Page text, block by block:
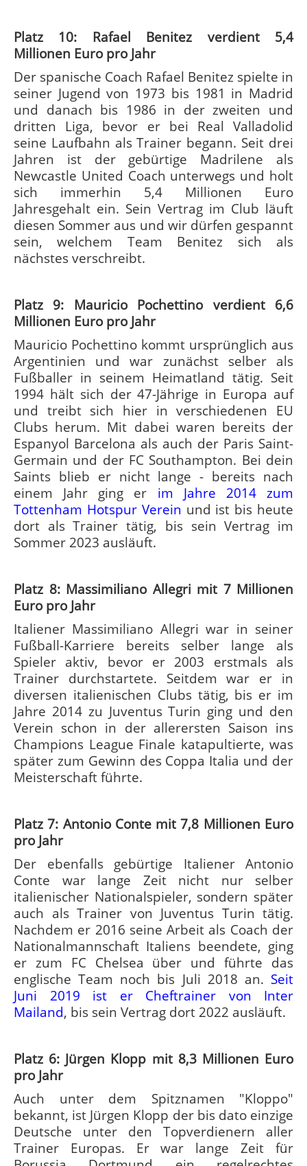
Platz 10: Rafael Benitez verdient 5,4
Millionen Euro pro Jahr
Der spanische Coach Rafael Benitez spielte in
seiner Jugend von 1973 bis 1981 in Madrid
und danach bis 1986 in der zweiten und
dritten Liga, bevor er bei Real Valladolid
seine Laufbahn als Trainer begann. Seit drei
Jahren ist der gebürtige Madrilene als
Newcastle United Coach unterwegs und holt
sich immerhin 5,4 Millionen Euro
Jahresgehalt ein. Sein Vertrag im Club läuft
diesen Sommer aus und wir dürfen gespannt
sein, welchem Team Benitez sich als
nächstes verschreibt.
Platz 9: Mauricio Pochettino verdient 6,6
Millionen Euro pro Jahr
Mauricio Pochettino kommt ursprünglich aus
Argentinien und war zunächst selber als
Fußballer in seinem Heimatland tätig. Seit
1994 hält sich der 47-Jährige in Europa auf
und treibt sich hier in verschiedenen EU
Clubs herum. Mit dabei waren bereits der
Espanyol Barcelona als auch der Paris Saint-
Germain und der FC Southampton. Bei dein
Saints blieb er nicht lange - bereits nach
einem Jahr ging er im Jahre 2014 zum
Tottenham Hotspur Verein und ist bis heute
dort als Trainer tätig, bis sein Vertrag im
Sommer 2023 ausläuft.
Platz 8: Massimiliano Allegri mit 7 Millionen
Euro pro Jahr
Italiener Massimiliano Allegri war in seiner
Fußball-Karriere bereits selber lange als
Spieler aktiv, bevor er 2003 erstmals als
Trainer durchstartete. Seitdem war er in
diversen italienischen Clubs tätig, bis er im
Jahre 2014 zu Juventus Turin ging und den
Verein schon in der allerersten Saison ins
Champions League Finale katapultierte, was
später zum Gewinn des Coppa Italia und der
Meisterschaft führte.
Platz 7: Antonio Conte mit 7,8 Millionen Euro
pro Jahr
Der ebenfalls gebürtige Italiener Antonio
Conte war lange Zeit nicht nur selber
italienischer Nationalspieler, sondern später
auch als Trainer von Juventus Turin tätig.
Nachdem er 2016 seine Arbeit als Coach der
Nationalmannschaft Italiens beendete, ging
er zum FC Chelsea über und führte das
englische Team noch bis Juli 2018 an. Seit
Juni 2019 ist er Cheftrainer von Inter
Mailand, bis sein Vertrag dort 2022 ausläuft.
Platz 6: Jürgen Klopp mit 8,3 Millionen Euro
pro Jahr
Auch unter dem Spitznamen "Kloppo"
bekannt, ist Jürgen Klopp der bis dato einzige
Deutsche unter den Topverdienern aller
Trainer Europas. Er war lange Zeit für